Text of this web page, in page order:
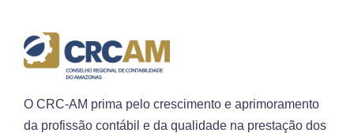
O CRC-AM prima pelo crescimento e aprimoramento
da profissão contábil e da qualidade na prestação dos